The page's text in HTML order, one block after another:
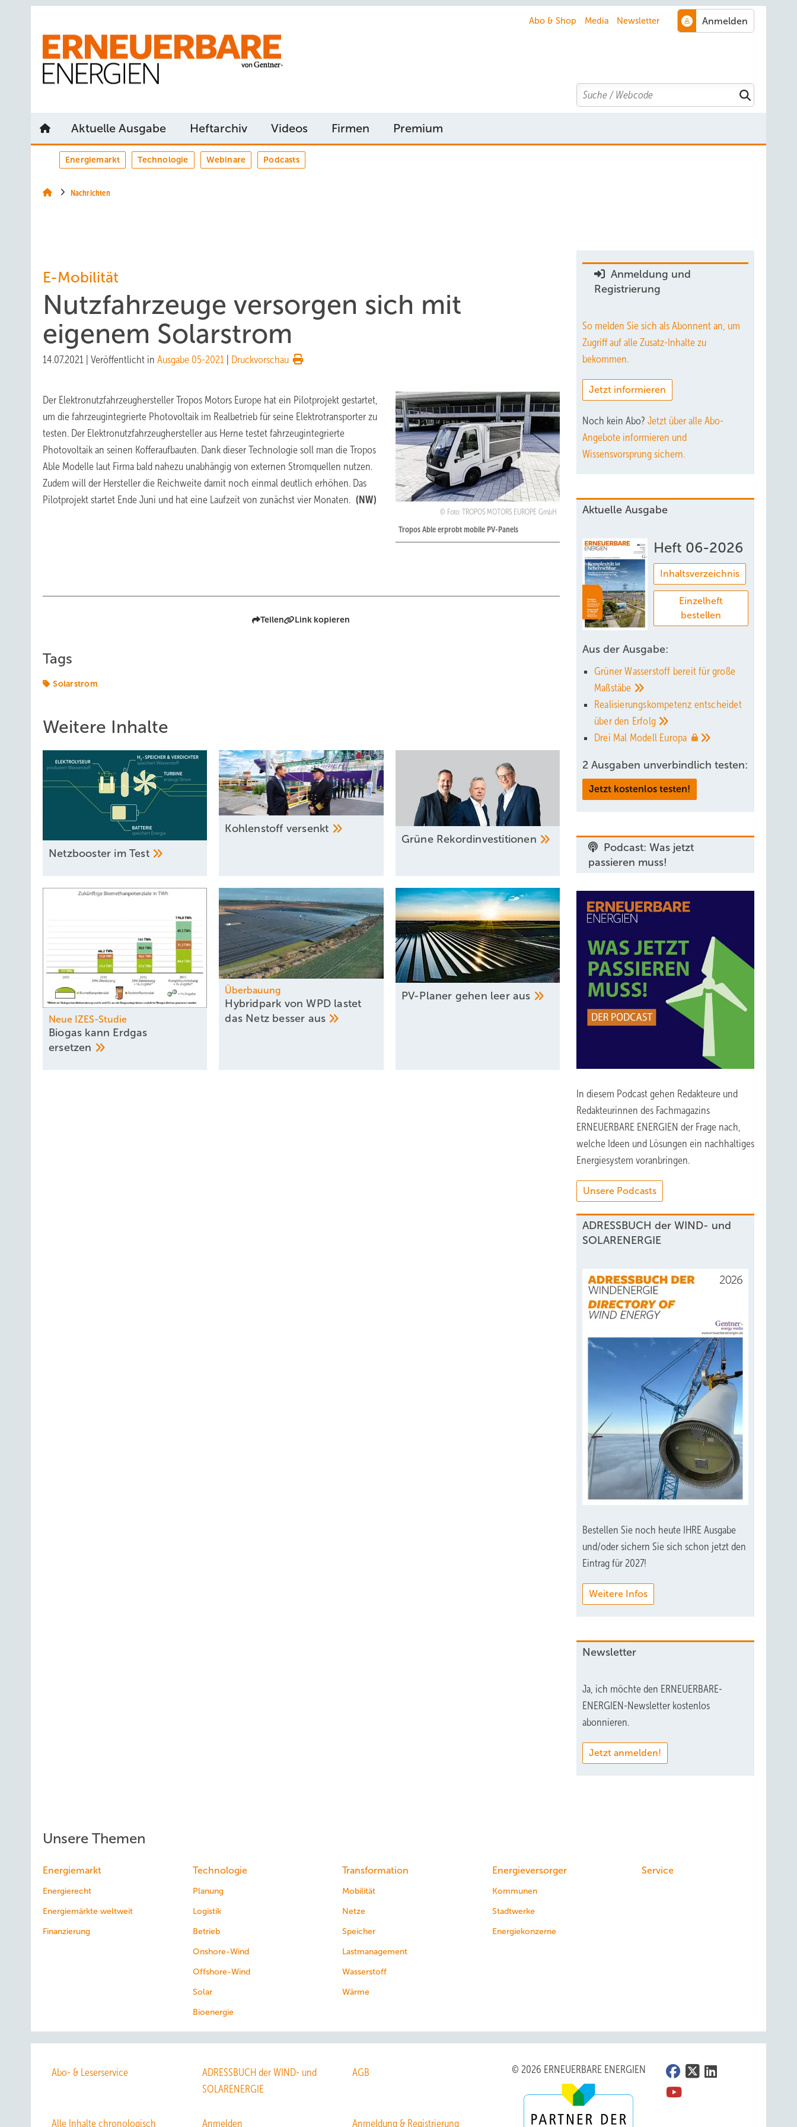
Abo & Shop Media Newsletter
Search
Aktuelle Ausgabe Heftarchiv Videos Firmen Premium
Energiemarkt Technologie Webinare Podcasts
Nachrichten
E-Mobilität
Nutzfahrzeuge versorgen sich mit
eigenem Solarstrom
14.07.2021 Veröffentlicht in Ausgabe 05-2021 Druckvorschau
Foto: TROPOS MOTORS EUROPE GmbH
Tropos Able erprobt mobile PV-Panels
Der Elektronutzfahrzeughersteller Tropos Motors Europe hat ein Pilotprojekt gestartet,
um die fahrzeugintegrierte Photovoltaik im Realbetrieb für seine Elektrotransporter zu
testen. Der Elektronutzfahrzeughersteller aus Herne testet fahrzeugintegrierte
Photovoltaik an seinen Kofferaufbauten. Dank dieser Technologie soll man die Tropos
Able Modelle laut Firma bald nahezu unabhängig von externen Stromquellen nutzen.
Zudem will der Hersteller die Reichweite damit noch einmal deutlich erhöhen. Das
Pilotprojekt startet Ende Juni und hat eine Laufzeit von zunächst vier Monaten. (NW)
Teilen Link kopieren
Tags
Solarstrom
Weitere Inhalte
Netzbooster im Test
Kohlenstoff versenkt
Grüne Rekord­investitionen
Neue IZES-Studie
Biogas kann Erdgas
ersetzen
Überbauung
Hybridpark von WPD lastet
das Netz besser aus
PV-Planer gehen leeraus
Anmeldung und
Registrierung
So melden Sie sich als Abonnent an, um
Zugriff auf alle Zusatz-Inhalte zu
bekommen.
Jetzt informieren
Noch kein Abo? Jetzt über alle Abo-
Angebote informieren und
Wissensvorsprung sichern.
Aktuelle Ausgabe
Heft 06-2026
Inhaltsverzeichnis
Einzelheft
bestellen
Aus der Ausgabe:
Grüner Wasserstoff bereit für große
Maßstäbe
Realisierungskompetenz entscheidet
über den Erfolg
Drei Mal Modell Europa
2 Ausgaben unverbindlich testen:
Jetzt kostenlos testen!
Podcast: Was jetzt
passieren muss!
In diesem Podcast gehen Redakteure und
Redakteurinnen des Fachmagazins
ERNEUERBARE ENERGIEN der Frage nach,
welche Ideen und Lösungen ein nachhaltiges
Energiesystem voranbringen.
Unsere Podcasts
ADRESSBUCH der WIND- und
SOLARENERGIE
Bestellen Sie noch heute IHRE Ausgabe
und/oder sichern Sie sich schon jetzt den
Eintrag für 2027!
Weitere Infos
Newsletter
Ja, ich möchte den ERNEUERBARE-
ENERGIEN-Newsletter kostenlos
abonnieren.
Jetzt anmelden!
Unsere Themen
Energiemarkt
Energierecht
Energiemärkte weltweit
Finanzierung
Technologie
Planung
Logistik
Betrieb
Onshore-Wind
Offshore-Wind
Solar
Bioenergie
Transformation
Mobilität
Netze
Speicher
Lastmanagement
Wasserstoff
Wärme
Energieversorger
Kommunen
Stadtwerke
Energiekonzerne
Service
Abo- & Leserservice
ADRESSBUCH der WIND- und
SOLARENERGIE
AGB
Alle Inhalte chronologisch Anmelden Anmeldung & Registrierung
© 2026 ERNEUERBARE ENERGIEN